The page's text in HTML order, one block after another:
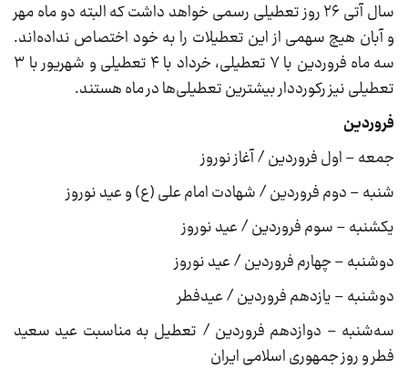
سال آتی ۲۶ روز تعطیلی رسمی خواهد داشت که البته دو ماه مهر
و آبان هیچ سهمی از این تعطیلات را به خود اختصاص نداده‌اند.
سه ماه فروردین با ۷ تعطیلی، خرداد با ۴ تعطیلی و شهریور با ۳
تعطیلی نیز رکورددار بیشترین تعطیلی‌ها در ماه هستند.
فروردین
جمعه – اول فروردین / آغاز نوروز
شنبه – دوم فروردین / شهادت امام علی (ع) و عید نوروز
یکشنبه – سوم فروردین / عید نوروز
دوشنبه – چهارم فروردین / عید نوروز
دوشنبه – یازدهم فروردین / عیدفطر
سه‌شنبه – دوازدهم فروردین / تعطیل به مناسبت عید سعید
فطر و روز جمهوری اسلامی ایران